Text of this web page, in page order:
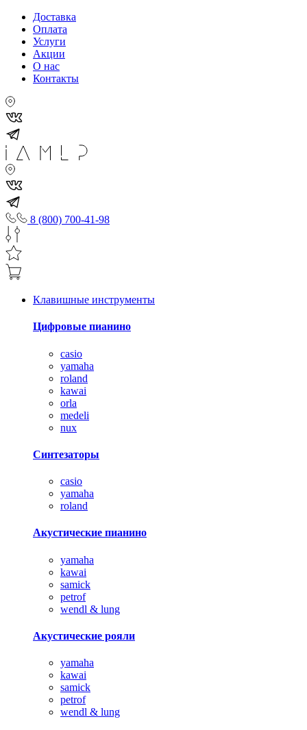
Доставка
Оплата
Услуги
Акции
О нас
Контакты
8 (800) 700-41-98
Клавишные инструменты
Цифровые пианино
casio
yamaha
roland
kawai
orla
medeli
nux
Синтезаторы
casio
yamaha
roland
Акустические пианино
yamaha
kawai
samick
petrof
wendl & lung
Акустические рояли
yamaha
kawai
samick
petrof
wendl & lung